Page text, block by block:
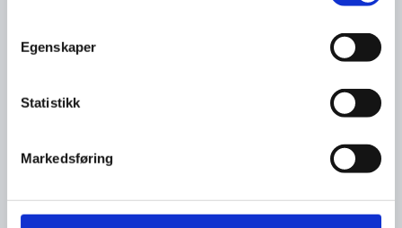
Egenskaper
Statistikk
Markedsføring